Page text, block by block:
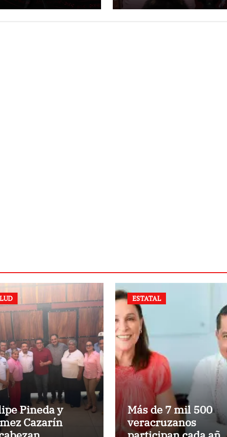
Pineda y
Cazarín
ESTATAL
Más de 7 mil 500
veracruzanos